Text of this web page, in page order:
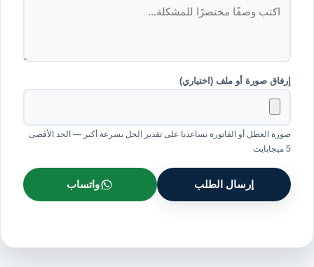
إرفاق صورة أو ملف (اختياري)
صورة العطل أو الفاتورة تساعدنا على تقدير الحل بسرعة أكبر — الحد الأقصى
5 ميجابايت
إرسال الطلب واتساب